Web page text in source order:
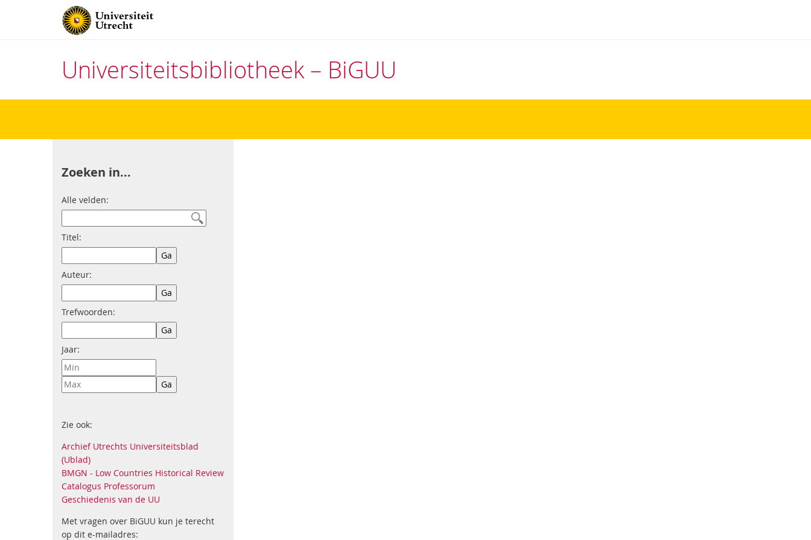
Universiteitsbibliotheek – BiGUU
Zoeken in...
Alle velden:
Titel:
Auteur:
Trefwoorden:
Jaar:
Zie ook:
Archief Utrechts Universiteitsblad
(Ublad)
BMGN - Low Countries Historical Review
Catalogus Professorum
Geschiedenis van de UU
Met vragen over BiGUU kun je terecht
op dit e-mailadres: